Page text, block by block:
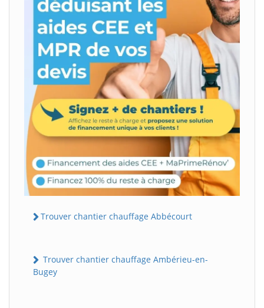
Trouver chantier chauffage Abbécourt
Trouver chantier chauffage Ambérieu-en-
Bugey